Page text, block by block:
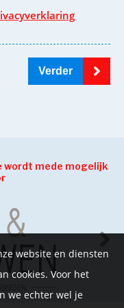
Verder
wordt mede mogelijk
website en diensten
cookies. Voor het
we echter wel je